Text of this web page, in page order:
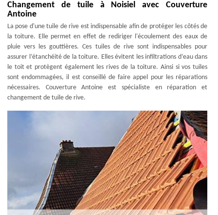
Changement de tuile à Noisiel avec Couverture
Antoine
La pose d'une tuile de rive est indispensable afin de protéger les côtés de
la toiture. Elle permet en effet de rediriger l'écoulement des eaux de
pluie vers les gouttières. Ces tuiles de rive sont indispensables pour
assurer l’étanchéité de la toiture. Elles évitent les infiltrations d’eau dans
le toit et protègent également les rives de la toiture. Ainsi si vos tuiles
sont endommagées, il est conseillé de faire appel pour les réparations
nécessaires. Couverture Antoine est spécialiste en réparation et
changement de tuile de rive.